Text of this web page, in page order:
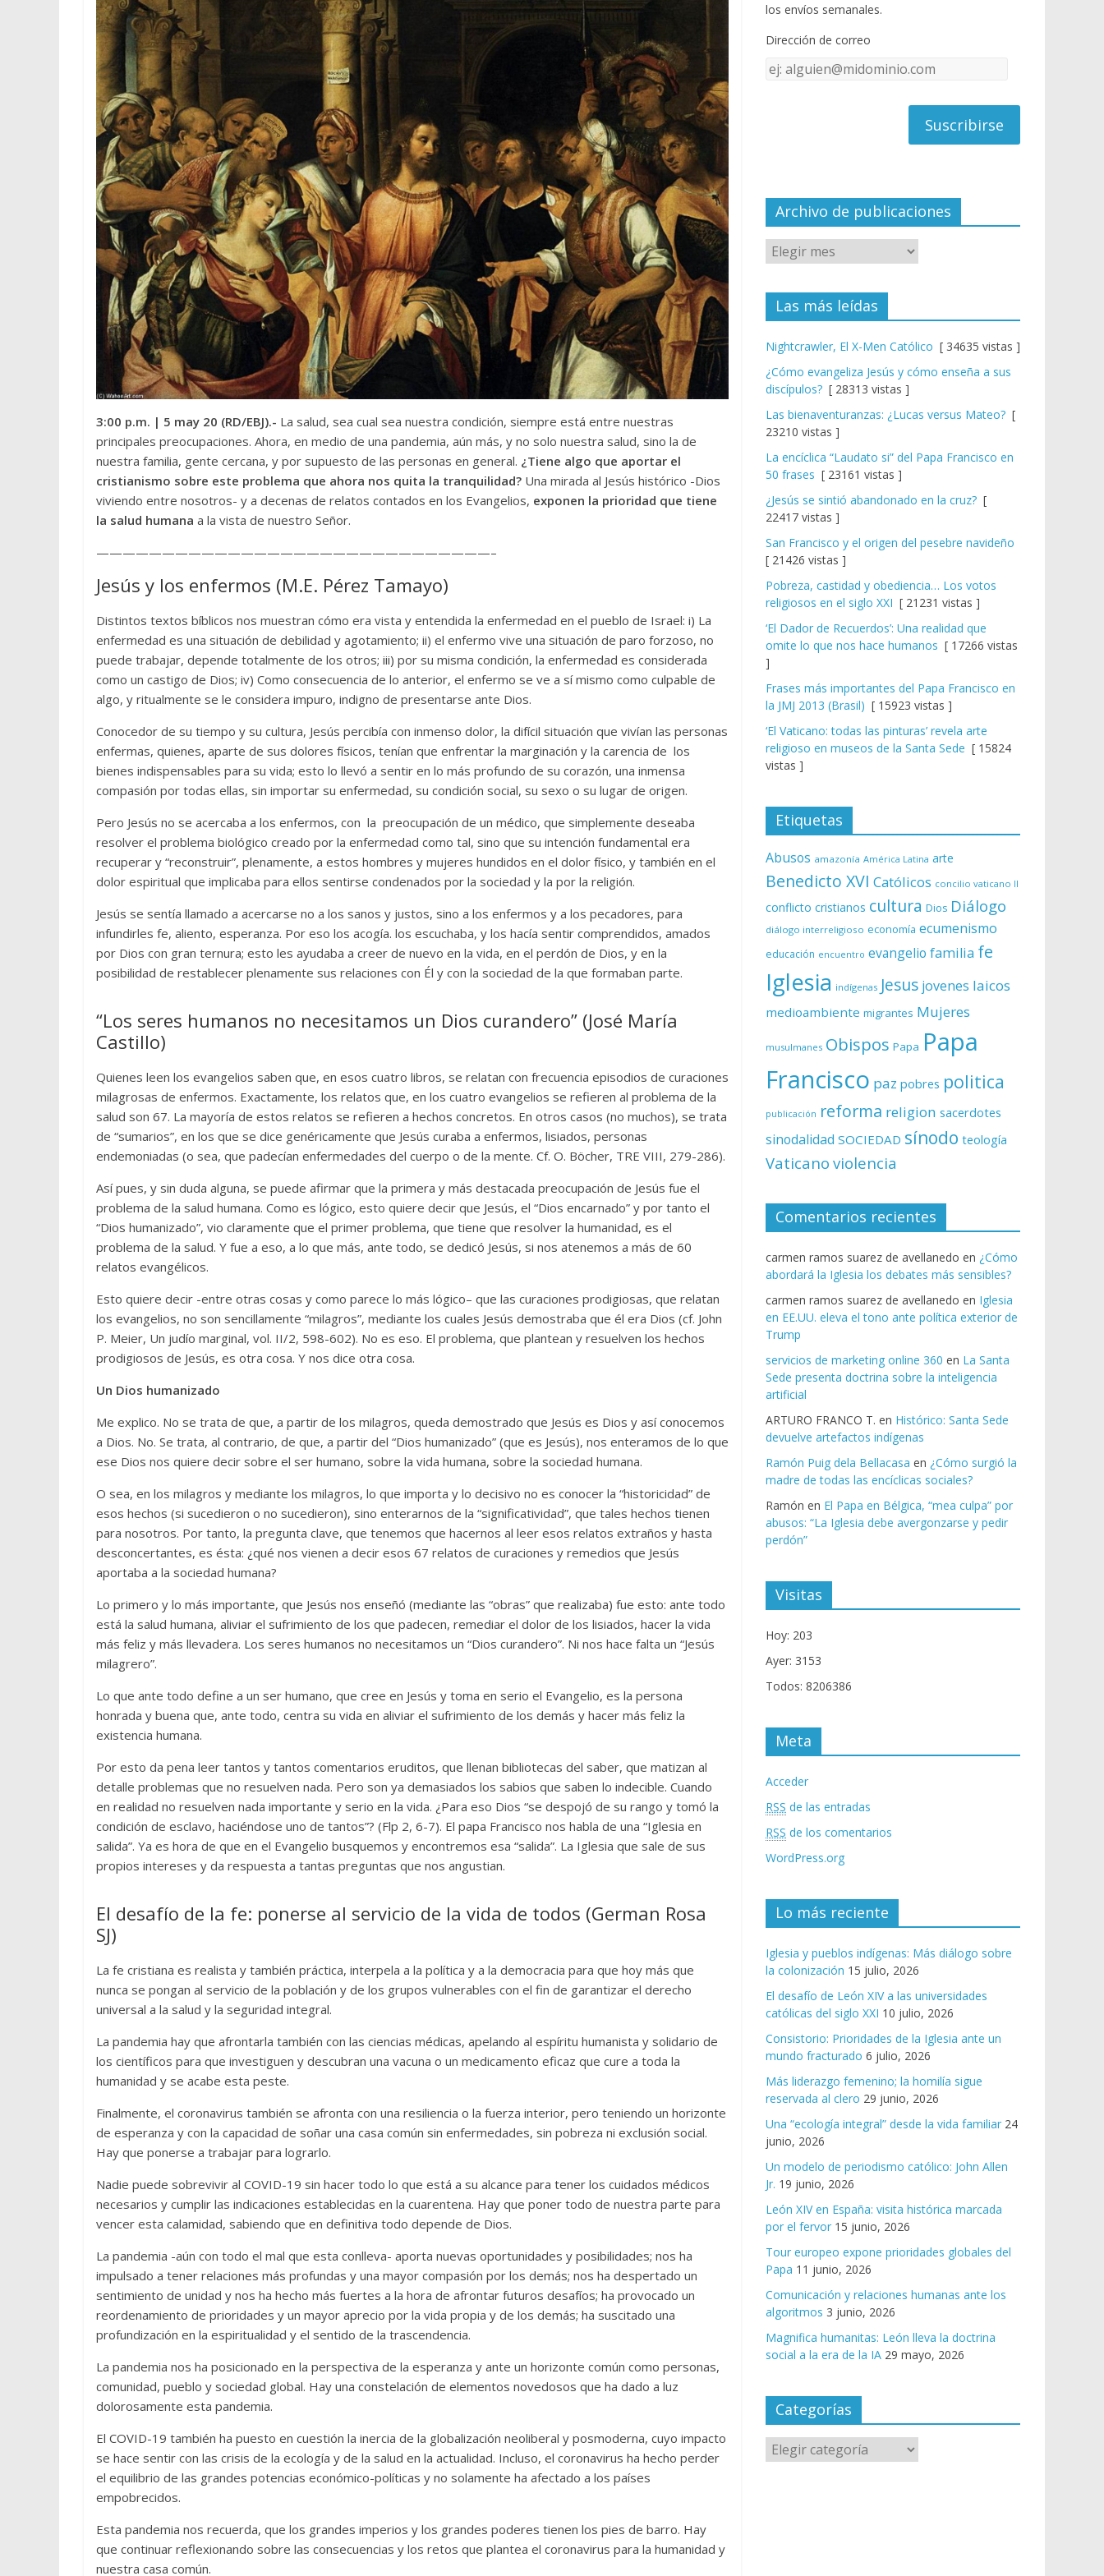
3:00 p.m. | 5 may 20 (RD/EBJ).- La salud, sea cual sea nuestra condición, siempre está entre nuestras
principales preocupaciones. Ahora, en medio de una pandemia, aún más, y no solo nuestra salud, sino la de
nuestra familia, gente cercana, y por supuesto de las personas en general. ¿Tiene algo que aportar el
cristianismo sobre este problema que ahora nos quita la tranquilidad? Una mirada al Jesús histórico -Dios
viviendo entre nosotros- y a decenas de relatos contados en los Evangelios, exponen la prioridad que tiene
la salud humana a la vista de nuestro Señor.
——————————————————————————————–
Jesús y los enfermos (M.E. Pérez Tamayo)
Distintos textos bíblicos nos muestran cómo era vista y entendida la enfermedad en el pueblo de Israel: i) La
enfermedad es una situación de debilidad y agotamiento; ii) el enfermo vive una situación de paro forzoso, no
puede trabajar, depende totalmente de los otros; iii) por su misma condición, la enfermedad es considerada
como un castigo de Dios; iv) Como consecuencia de lo anterior, el enfermo se ve a sí mismo como culpable de
algo, y ritualmente se le considera impuro, indigno de presentarse ante Dios.
Conocedor de su tiempo y su cultura, Jesús percibía con inmenso dolor, la difícil situación que vivían las personas
enfermas, quienes, aparte de sus dolores físicos, tenían que enfrentar la marginación y la carencia de los
bienes indispensables para su vida; esto lo llevó a sentir en lo más profundo de su corazón, una inmensa
compasión por todas ellas, sin importar su enfermedad, su condición social, su sexo o su lugar de origen.
Pero Jesús no se acercaba a los enfermos, con la preocupación de un médico, que simplemente deseaba
resolver el problema biológico creado por la enfermedad como tal, sino que su intención fundamental era
recuperar y “reconstruir”, plenamente, a estos hombres y mujeres hundidos en el dolor físico, y también en el
dolor espiritual que implicaba para ellos sentirse condenados por la sociedad y la por la religión.
Jesús se sentía llamado a acercarse no a los sanos y justos, sino a los enfermos y a los pecadores, para
infundirles fe, aliento, esperanza. Por eso los acogía. los escuchaba, y los hacía sentir comprendidos, amados
por Dios con gran ternura; esto les ayudaba a creer de nuevo en la vida, en el perdón de Dios, y en la
posibilidad de restablecer plenamente sus relaciones con Él y con la sociedad de la que formaban parte.
“Los seres humanos no necesitamos un Dios curandero” (José María
Castillo)
Quienes leen los evangelios saben que, en esos cuatro libros, se relatan con frecuencia episodios de curaciones
milagrosas de enfermos. Exactamente, los relatos que, en los cuatro evangelios se refieren al problema de la
salud son 67. La mayoría de estos relatos se refieren a hechos concretos. En otros casos (no muchos), se trata
de “sumarios”, en los que se dice genéricamente que Jesús curaba a enfermos, lisiados, personas
endemoniadas (o sea, que padecían enfermedades del cuerpo o de la mente. Cf. O. Böcher, TRE VIII, 279-286).
Así pues, y sin duda alguna, se puede afirmar que la primera y más destacada preocupación de Jesús fue el
problema de la salud humana. Como es lógico, esto quiere decir que Jesús, el “Dios encarnado” y por tanto el
“Dios humanizado”, vio claramente que el primer problema, que tiene que resolver la humanidad, es el
problema de la salud. Y fue a eso, a lo que más, ante todo, se dedicó Jesús, si nos atenemos a más de 60
relatos evangélicos.
Esto quiere decir -entre otras cosas y como parece lo más lógico– que las curaciones prodigiosas, que relatan
los evangelios, no son sencillamente “milagros”, mediante los cuales Jesús demostraba que él era Dios (cf. John
P. Meier, Un judío marginal, vol. II/2, 598-602). No es eso. El problema, que plantean y resuelven los hechos
prodigiosos de Jesús, es otra cosa. Y nos dice otra cosa.
Un Dios humanizado
Me explico. No se trata de que, a partir de los milagros, queda demostrado que Jesús es Dios y así conocemos
a Dios. No. Se trata, al contrario, de que, a partir del “Dios humanizado” (que es Jesús), nos enteramos de lo que
ese Dios nos quiere decir sobre el ser humano, sobre la vida humana, sobre la sociedad humana.
O sea, en los milagros y mediante los milagros, lo que importa y lo decisivo no es conocer la “historicidad” de
esos hechos (si sucedieron o no sucedieron), sino enterarnos de la “significatividad”, que tales hechos tienen
para nosotros. Por tanto, la pregunta clave, que tenemos que hacernos al leer esos relatos extraños y hasta
desconcertantes, es ésta: ¿qué nos vienen a decir esos 67 relatos de curaciones y remedios que Jesús
aportaba a la sociedad humana?
Lo primero y lo más importante, que Jesús nos enseñó (mediante las “obras” que realizaba) fue esto: ante todo
está la salud humana, aliviar el sufrimiento de los que padecen, remediar el dolor de los lisiados, hacer la vida
más feliz y más llevadera. Los seres humanos no necesitamos un “Dios curandero”. Ni nos hace falta un “Jesús
milagrero”.
Lo que ante todo define a un ser humano, que cree en Jesús y toma en serio el Evangelio, es la persona
honrada y buena que, ante todo, centra su vida en aliviar el sufrimiento de los demás y hacer más feliz la
existencia humana.
Por esto da pena leer tantos y tantos comentarios eruditos, que llenan bibliotecas del saber, que matizan al
detalle problemas que no resuelven nada. Pero son ya demasiados los sabios que saben lo indecible. Cuando
en realidad no resuelven nada importante y serio en la vida. ¿Para eso Dios “se despojó de su rango y tomó la
condición de esclavo, haciéndose uno de tantos”? (Flp 2, 6-7). El papa Francisco nos habla de una “Iglesia en
salida”. Ya es hora de que en el Evangelio busquemos y encontremos esa “salida”. La Iglesia que sale de sus
propios intereses y da respuesta a tantas preguntas que nos angustian.
El desafío de la fe: ponerse al servicio de la vida de todos (German Rosa
SJ)
La fe cristiana es realista y también práctica, interpela a la política y a la democracia para que hoy más que
nunca se pongan al servicio de la población y de los grupos vulnerables con el fin de garantizar el derecho
universal a la salud y la seguridad integral.
La pandemia hay que afrontarla también con las ciencias médicas, apelando al espíritu humanista y solidario de
los científicos para que investiguen y descubran una vacuna o un medicamento eficaz que cure a toda la
humanidad y se acabe esta peste.
Finalmente, el coronavirus también se afronta con una resiliencia o la fuerza interior, pero teniendo un horizonte
de esperanza y con la capacidad de soñar una casa común sin enfermedades, sin pobreza ni exclusión social.
Hay que ponerse a trabajar para lograrlo.
Nadie puede sobrevivir al COVID-19 sin hacer todo lo que está a su alcance para tener los cuidados médicos
necesarios y cumplir las indicaciones establecidas en la cuarentena. Hay que poner todo de nuestra parte para
vencer esta calamidad, sabiendo que en definitiva todo depende de Dios.
La pandemia -aún con todo el mal que esta conlleva- aporta nuevas oportunidades y posibilidades; nos ha
impulsado a tener relaciones más profundas y una mayor compasión por los demás; nos ha despertado un
sentimiento de unidad y nos ha hecho más fuertes a la hora de afrontar futuros desafíos; ha provocado un
reordenamiento de prioridades y un mayor aprecio por la vida propia y de los demás; ha suscitado una
profundización en la espiritualidad y el sentido de la trascendencia.
La pandemia nos ha posicionado en la perspectiva de la esperanza y ante un horizonte común como personas,
comunidad, pueblo y sociedad global. Hay una constelación de elementos novedosos que ha dado a luz
dolorosamente esta pandemia.
El COVID-19 también ha puesto en cuestión la inercia de la globalización neoliberal y posmoderna, cuyo impacto
se hace sentir con las crisis de la ecología y de la salud en la actualidad. Incluso, el coronavirus ha hecho perder
el equilibrio de las grandes potencias económico-políticas y no solamente ha afectado a los países
empobrecidos.
Esta pandemia nos recuerda, que los grandes imperios y los grandes poderes tienen los pies de barro. Hay
que continuar reflexionando sobre las consecuencias y los retos que plantea el coronavirus para la humanidad y
nuestra casa común.
o
k e
C
el
los envíos semanales.
Dirección de correo
Dirección
Archivo de publicaciones
Las más leídas
Nightcrawler, El X-Men Católico [ 34635 vistas ]
¿Cómo evangeliza Jesús y cómo enseña a sus
discípulos? [ 28313 vistas ]
Las bienaventuranzas: ¿Lucas versus Mateo? [
23210 vistas ]
La encíclica “Laudato si” del Papa Francisco en
50 frases [ 23161 vistas ]
¿Jesús se sintió abandonado en la cruz? [
22417 vistas ]
San Francisco y el origen del pesebre navideño
[ 21426 vistas ]
Pobreza, castidad y obediencia… Los votos
religiosos en el siglo XXI [ 21231 vistas ]
‘El Dador de Recuerdos’: Una realidad que
omite lo que nos hace humanos [ 17266 vistas
]
Frases más importantes del Papa Francisco en
la JMJ 2013 (Brasil) [ 15923 vistas ]
‘El Vaticano: todas las pinturas’ revela arte
religioso en museos de la Santa Sede [ 15824
vistas ]
Etiquetas
Abusos amazonía América Latina arte
Benedicto XVI Católicos concilio vaticano II
conflicto cristianos cultura Dios Diálogo
diálogo interreligioso economía ecumenismo
educación encuentro evangelio familia fe
Iglesia indígenas Jesus jovenes laicos
medioambiente migrantes Mujeres
musulmanes Obispos Papa Papa
Francisco paz pobres politica
publicación reforma religion sacerdotes
sinodalidad SOCIEDAD sínodo teología
Vaticano violencia
Comentarios recientes
carmen ramos suarez de avellanedo en ¿Cómo
abordará la Iglesia los debates más sensibles?
carmen ramos suarez de avellanedo en Iglesia
en EE.UU. eleva el tono ante política exterior de
Trump
servicios de marketing online 360 en La Santa
Sede presenta doctrina sobre la inteligencia
artificial
ARTURO FRANCO T. en Histórico: Santa Sede
devuelve artefactos indígenas
Ramón Puig dela Bellacasa en ¿Cómo surgió la
madre de todas las encíclicas sociales?
Ramón en El Papa en Bélgica, “mea culpa” por
abusos: “La Iglesia debe avergonzarse y pedir
perdón”
Visitas
Hoy: 203
Ayer: 3153
Todos: 8206386
Meta
Acceder
RSS de las entradas
RSS de los comentarios
WordPress.org
Lo más reciente
Iglesia y pueblos indígenas: Más diálogo sobre
la colonización 15 julio, 2026
El desafío de León XIV a las universidades
católicas del siglo XXI 10 julio, 2026
Consistorio: Prioridades de la Iglesia ante un
mundo fracturado 6 julio, 2026
Más liderazgo femenino; la homilía sigue
reservada al clero 29 junio, 2026
Una “ecología integral” desde la vida familiar 24
junio, 2026
Un modelo de periodismo católico: John Allen
Jr. 19 junio, 2026
León XIV en España: visita histórica marcada
por el fervor 15 junio, 2026
Tour europeo expone prioridades globales del
Papa 11 junio, 2026
Comunicación y relaciones humanas ante los
algoritmos 3 junio, 2026
Magnifica humanitas: León lleva la doctrina
social a la era de la IA 29 mayo, 2026
Categorías